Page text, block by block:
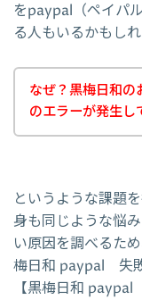
をpaypal（ペイパ
る人もいるかもし
なぜ？黒梅日和の
のエラーが発生し
というような課題
身も同じような悩
い原因を調べるた
梅日和 paypal 失
【黒梅日和